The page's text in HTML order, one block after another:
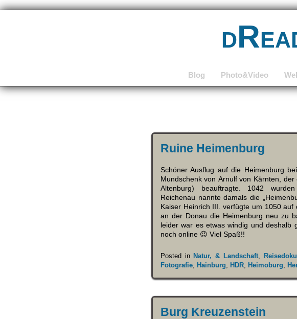
Blog Photo&Video
Ruine Heimenburg
Schöner Ausflug auf die Heimenburg
Mundschenk von Arnulf von Kärnten,
Altenburg) beauftragte. 1042
Reichenau nannte damals die
Kaiser Heinrich III. verfügte um 1050
an der Donau die Heimenburg neu zu
leider war es etwas windig und deshalb
noch online 😉 Viel Spaß!!
Posted in Natur, & Landschaft,
Fotografie, Hainburg, HDR, Heimoburg,
Burg Kreuzenstein